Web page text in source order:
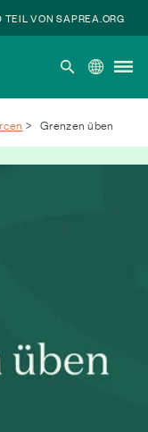
VON SAPREA.ORG
> Grenzen üben